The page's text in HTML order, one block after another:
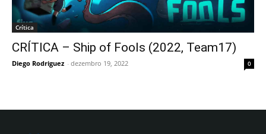
Crítica
CRÍTICA – Ship of Fools (2022, Team17)
Diego Rodriguez - dezembro 19, 2022 0